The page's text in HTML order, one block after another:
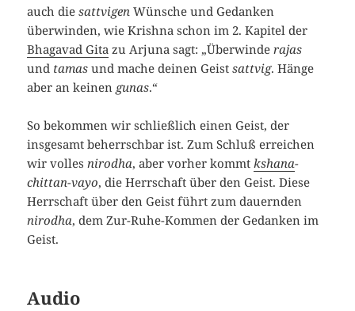
auch diesattvigen Wünsche und Gedanken
überwinden, wie Krishna schon im 2. Kapitel der
Bhagavad Gita zu Arjuna sagt: „Überwinderajas
und tamas und mache deinen Geist sattvig. Hänge
aber an keinen gunas.“
So bekommen wir schließlich einen Geist, der
insgesamt beherrschbar ist. Zum Schluß erreichen
wir vollesnirodha, aber vorher kommtkshana-
chittan-vayo, die Herrschaft über den Geist. Diese
Herrschaft über den Geist führt zum dauernden
nirodha, dem Zur-Ruhe-Kommen der Gedanken im
Geist.
Audio